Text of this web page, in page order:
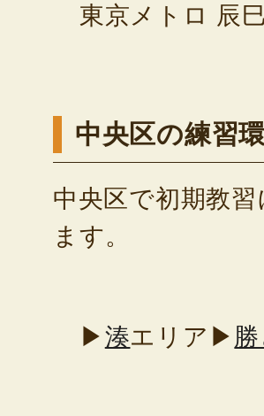
東京メトロ 辰
中央区の練習
中央区で初期教
ます。
▶湊エリア ▶